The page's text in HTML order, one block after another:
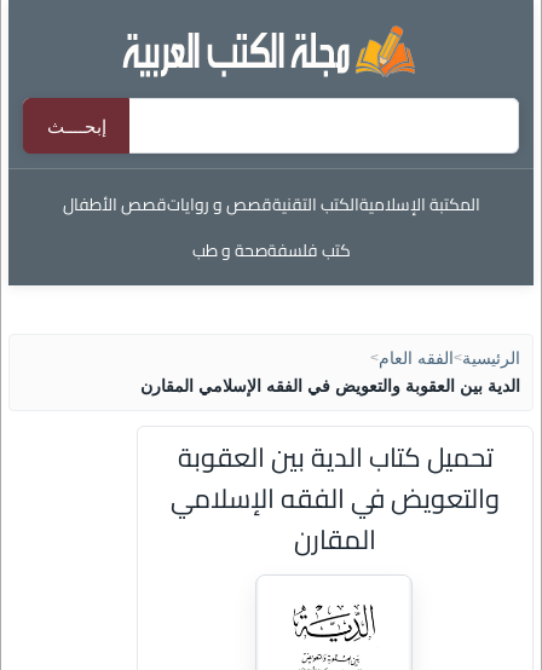
المكتبة الإسلاميةالكتب التقنيةقصص و رواياتقصص الأطفال
كتب فلسفةصحة و طب
الرئيسية> الفقه العام>
الدية بين العقوبة والتعويض في الفقه الإسلامي المقارن
تحميل كتاب الدية بين العقوبة
والتعويض في الفقه الإسلامي
المقارن